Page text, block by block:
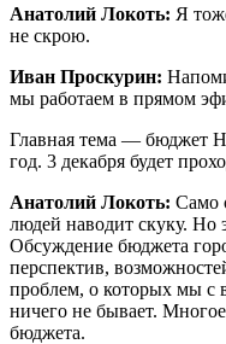
Анатолий Локоть: Я
не скрою.
Иван Проскурин:
мы работаем в прямом
Главная тема — бюджет
год. 3 декабря будет
Анатолий Локоть: Само
людей наводит скуку. Но
Обсуждение бюджета
перспектив,
проблем, о которых мы с
ничего не бывает.
бюджета.